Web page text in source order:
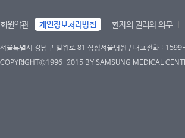
회원약관 개인정보처리방침 환자의 권리와 의무
서울특별시 강남구 일원로 81 삼성서울병원 / 대표전화 :
COPYRIGHT©1996-2015 BY SAMSUNG MEDICAL